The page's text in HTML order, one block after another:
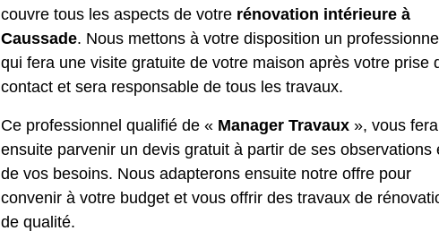
couvre tous les aspects de votre rénovation intérieure à
Caussade. Nous mettons à votre disposition un
qui fera une visite gratuite de votre maison après votre prise
contact et sera responsable de tous les travaux.
Ce professionnel qualifié de « Manager Travaux », vous fera
ensuite parvenir un devis gratuit à partir de ses observations
de vos besoins. Nous adapterons ensuite notre offre pour
convenir à votre budget et vous offrir des travaux de
de qualité.